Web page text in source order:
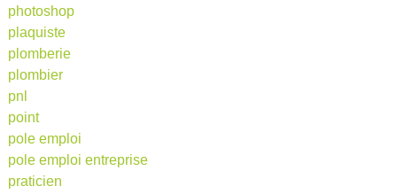
photoshop
plaquiste
plomberie
plombier
pnl
point
pole emploi
pole emploi entreprise
praticien